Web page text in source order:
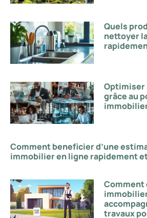
Quels
nettoyer
Optimiser
grâce au
Comment beneficier d’une
immobilier en ligne rapidement
Comment
travaux